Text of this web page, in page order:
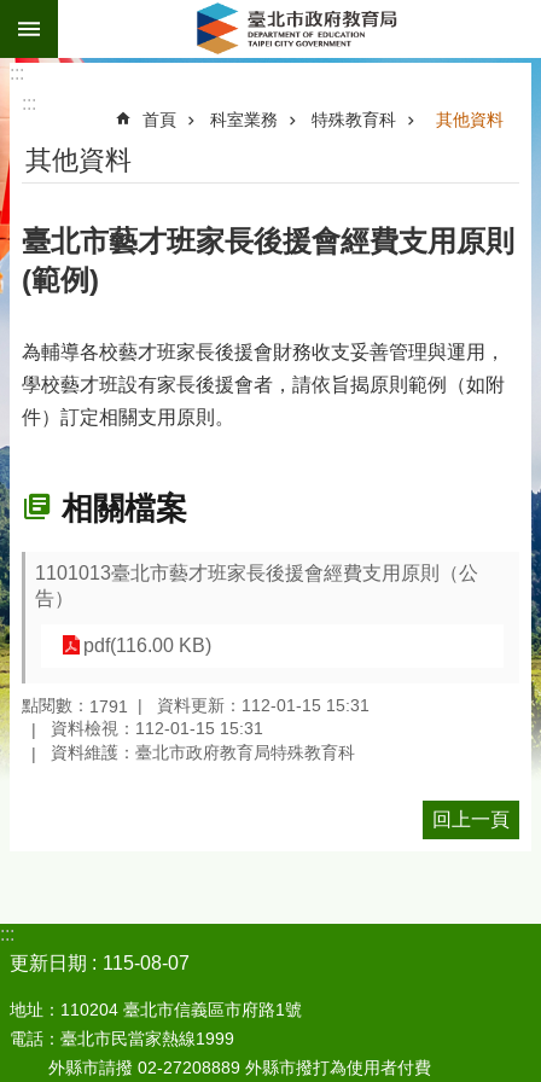
跳到主要內容區塊
:::
:::
首頁 科室業務 特殊教育科 其他資料
其他資料
臺北市藝才班家長後援會經費支用原則
(範例)
為輔導各校藝才班家長後援會財務收支妥善管理與運用，
學校藝才班設有家長後援會者，請依旨揭原則範例（如附
件）訂定相關支用原則。
相關檔案
1101013臺北市藝才班家長後援會經費支用原則（公
告）
pdf(116.00 KB)
點閱數： 1791
資料更新：112-01-15 15:31
資料檢視：112-01-15 15:31
資料維護：臺北市政府教育局特殊教育科
回上一頁
:::
更新日期
115-08-07
地址：110204 臺北市信義區市府路1號
電話：臺北市民當家熱線1999
外縣市請撥 02-27208889 外縣市撥打為使用者付費